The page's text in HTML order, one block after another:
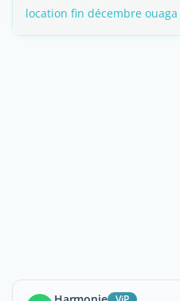
location fin décembre ouaga